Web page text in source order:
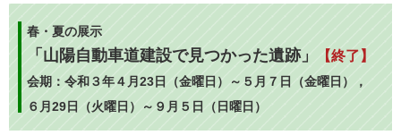
春・夏の展示
「 山陽自動車道建設で見つかった遺跡」 【終了】
会期：令和３年４月23日（金曜日）～５月７日（金曜日），
６月29日（火曜日）～９月５日（日曜日）